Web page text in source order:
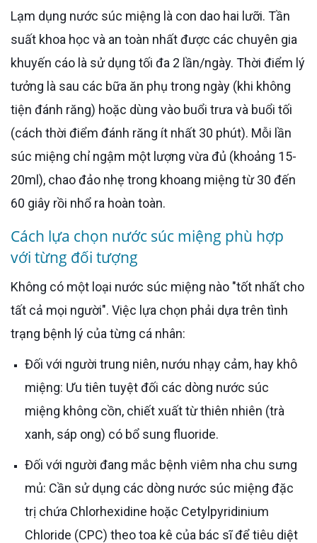
Lạm dụng nước súc miệng là con dao hai lưỡi. Tần
suất khoa học và an toàn nhất được các chuyên gia
khuyến cáo là sử dụng tối đa 2 lần/ngày. Thời điểm lý
tưởng là sau các bữa ăn phụ trong ngày (khi không
tiện đánh răng) hoặc dùng vào buổi trưa và buổi tối
(cách thời điểm đánh răng ít nhất 30 phút). Mỗi lần
súc miệng chỉ ngậm một lượng vừa đủ (khoảng 15-
20ml), chao đảo nhẹ trong khoang miệng từ 30 đến
60 giây rồi nhổ ra hoàn toàn.
Cách lựa chọn nước súc miệng phù hợp
với từng đối tượng
Không có một loại nước súc miệng nào "tốt nhất cho
tất cả mọi người". Việc lựa chọn phải dựa trên tình
trạng bệnh lý của từng cá nhân:
Đối với người trung niên, nướu nhạy cảm, hay khô
miệng: Ưu tiên tuyệt đối các dòng nước súc
miệng không cồn, chiết xuất từ thiên nhiên (trà
xanh, sáp ong) có bổ sung fluoride.
Đối với người đang mắc bệnh viêm nha chu sưng
mủ: Cần sử dụng các dòng nước súc miệng đặc
trị chứa Chlorhexidine hoặc Cetylpyridinium
Chloride (CPC) theo toa kê của bác sĩ để tiêu diệt